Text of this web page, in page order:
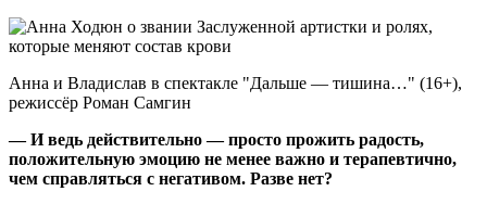
Анна и Владислав в спектакле "Дальше — тишина…" (16+),
режиссёр Роман Самгин
— И ведь действительно — просто прожить радость,
положительную эмоцию не менее важно и терапевтично,
чем справляться с негативом. Разве нет?